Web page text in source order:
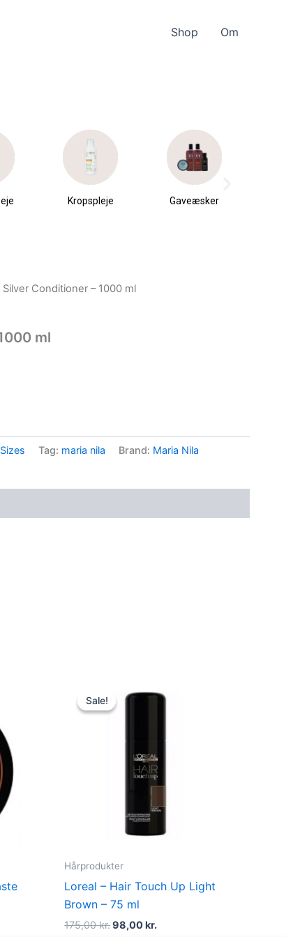
Shop Om
Kropspleje Gaveæsker
Silver Conditioner – 1000 ml
ml
Tag: maria nila Brand: Maria Nila
Sale!
Sale!
Hårprodukter
Loreal – Hair Touch Up Light
Brown – 75 ml
175,00kr.
price
was:
98,00kr.
price